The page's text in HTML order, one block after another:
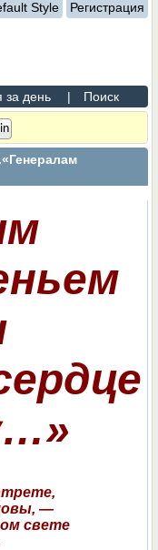
Style Регистрация
день | Поиск
—
свете